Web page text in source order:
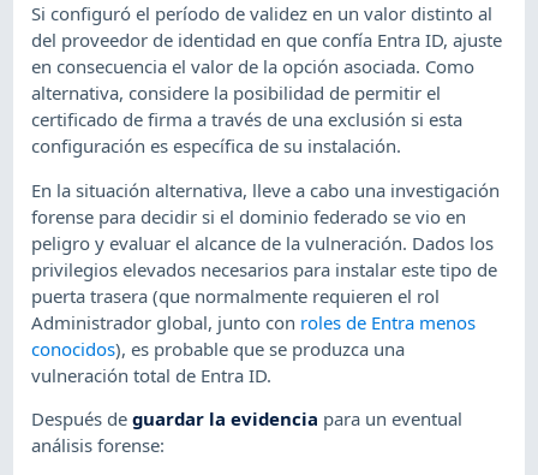
Si configuró el período de validez en un valor distinto al
del proveedor de identidad en que confía Entra ID, ajuste
en consecuencia el valor de la opción asociada. Como
alternativa, considere la posibilidad de permitir el
certificado de firma a través de una exclusión si esta
configuración es específica de su instalación.
En la situación alternativa, lleve a cabo una investigación
forense para decidir si el dominio federado se vio en
peligro y evaluar el alcance de la vulneración. Dados los
privilegios elevados necesarios para instalar este tipo de
puerta trasera (que normalmente requieren el rol
Administrador global, junto con roles de Entra menos
conocidos), es probable que se produzca una
vulneración total de Entra ID.
Después deguardar la evidencia para un eventual
análisis forense: